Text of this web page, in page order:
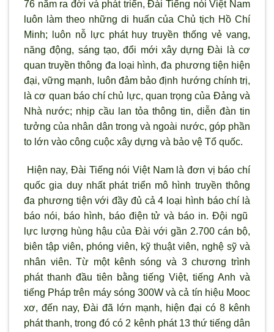
76 năm ra đời và phát triển, Đài Tiếng nói Việt Nam
luôn làm theo những di huấn của Chủ tịch Hồ Chí
Minh; luôn nỗ lực phát huy truyền thống vẻ vang,
năng động, sáng tạo, đổi mới xây dựng Đài là cơ
quan truyền thông đa loại hình, đa phương tiện hiện
đại, vững mạnh, luôn đảm bảo định hướng chính trị,
là cơ quan báo chí chủ lực, quan trọng của Đảng và
Nhà nước; nhịp cầu lan tỏa thông tin, diễn đàn tin
tưởng của nhân dân trong và ngoài nước, góp phần
to lớn vào công cuộc xây dựng và bảo vệ Tổ quốc.
Hiện nay, Đài Tiếng nói Việt Nam là đơn vị báo chí
quốc gia duy nhất phát triển mô hình truyền thông
đa phương tiện với đầy đủ cả 4 loại hình báo chí là
báo nói, báo hình, báo điện tử và báo in. Đội ngũ
lực lượng hùng hậu của Đài với gần 2.700 cán bộ,
biên tập viên, phóng viên, kỹ thuật viên, nghệ sỹ và
nhân viên. Từ một kênh sóng và 3 chương trình
phát thanh đầu tiên bằng tiếng Việt, tiếng Anh và
tiếng Pháp trên máy sóng 300W và cả tín hiệu Mooc
xơ, đến nay, Đài đã lớn mạnh, hiện đại có 8 kênh
phát thanh, trong đó có 2 kênh phát 13 thứ tiếng dân